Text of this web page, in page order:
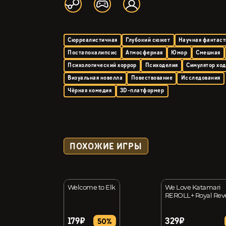
Сюрреалистичная Глубокий сюжет
Научная
Постапокалипсис
Атмосферная Юмор Смешная
Психологический хоррор
Психоделия
Симулятор
Визуальная новелла
Повествование
Исследования
Чёрная комедия
3D-платформер
ПОХОЖИЕ ИГРЫ
Welcome to Elk
179₽ 50%
We Love Katamari
REROLL+ Royal
329₽